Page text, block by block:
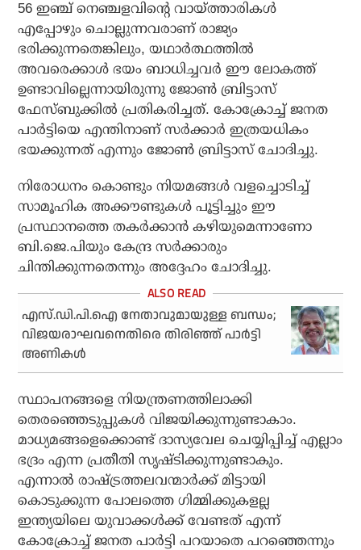
56 ഇഞ്ച് നെഞ്ചളവിന്റെ വായ്ത്താരികള്‍
എപ്പോഴും ചൊല്ലുന്നവരാണ് രാജ്യം
ഭരിക്കുന്നതെങ്കിലും, യഥാര്‍ത്ഥത്തില്‍
അവരെക്കാള്‍ ഭയം ബാധിച്ചവര്‍ ഈ ലോകത്ത്
ഉണ്ടാവില്ലെന്നായിരുന്നു ജോണ്‍ ബ്രിട്ടാസ്
ഫേസ്ബുക്കില്‍ പ്രതികരിച്ചത്. കോക്രോച്ച് ജനത
പാര്‍ട്ടിയെ എന്തിനാണ് സര്‍ക്കാര്‍ ഇത്രയധികം
ഭയക്കുന്നത് എന്നും ജോണ്‍ ബ്രിട്ടാസ് ചോദിച്ചു.
നിരോധനം കൊണ്ടും നിയമങ്ങള്‍ വളച്ചൊടിച്ച്
സാമൂഹിക അക്കൗണ്ടുകള്‍ പൂട്ടിച്ചും ഈ
പ്രസ്ഥാനത്തെ തകര്‍ക്കാന്‍ കഴിയുമെന്നാണോ
ബി.ജെ.പിയും കേന്ദ്ര സര്‍ക്കാരും
ചിന്തിക്കുന്നതെന്നും അദ്ദേഹം ചോദിച്ചു.
എസ്.ഡി.പി.ഐ നേതാവുമായുള്ള ബന്ധം;
വിജയരാഘവനെതിരെ തിരിഞ്ഞ് പാർട്ടി
അണികൾ
സ്ഥാപനങ്ങളെ നിയന്ത്രണത്തിലാക്കി
തെരഞ്ഞെടുപ്പുകള്‍ വിജയിക്കുന്നുണ്ടാകാം.
മാധ്യമങ്ങളെക്കൊണ്ട് ദാസ്യവേല ചെയ്യിപ്പിച്ച് എല്ലാം
ഭദ്രം എന്ന പ്രതീതി സൃഷ്ടിക്കുന്നുണ്ടാകും.
എന്നാല്‍ രാഷ്ട്രത്തലവന്മാര്‍ക്ക് മിട്ടായി
കൊടുക്കുന്ന പോലത്തെ ഗിമ്മിക്കുകളല്ല
ഇന്ത്യയിലെ യുവാക്കള്‍ക്ക് വേണ്ടത് എന്ന്
കോക്രോച്ച് ജനത പാര്‍ട്ടി പറയാതെ പറഞ്ഞെന്നും